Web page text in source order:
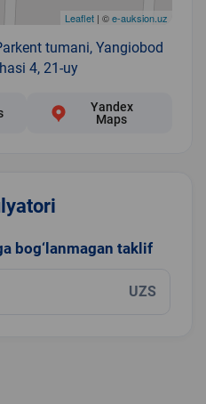
Leaflet| ©e-auksion.uz
tumani, Yangiobod
4, 21-uy
Yandex
Maps
bog‘lanmagan taklif
UZS